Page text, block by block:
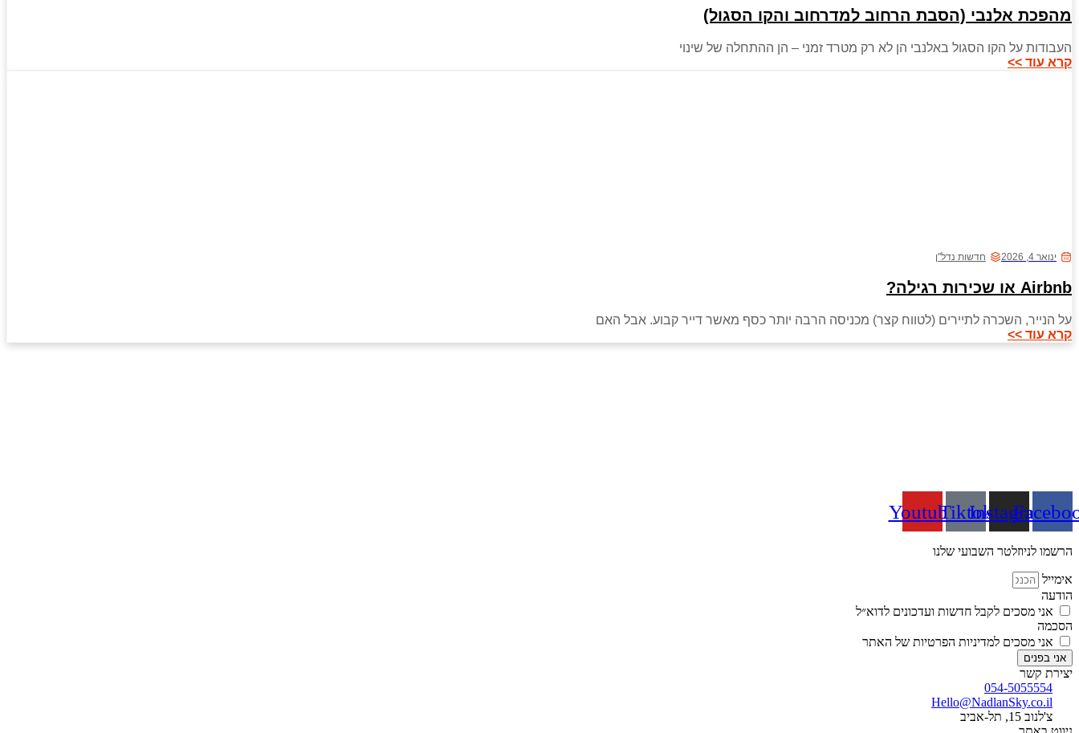
מהפכת אלנבי (הסבת הרחוב למדרחוב והקו הסגול)
העבודות על הקו הסגול באלנבי הן לא רק מטרד זמני – הן ההתחלה של שינוי
קרא עוד >>
ינואר 4, 2026 חדשות נדל"ן
Airbnb או שכירות רגילה?
על הנייר, השכרה לתיירים (לטווח קצר) מכניסה הרבה יותר כסף מאשר דייר קבוע. אבל האם
קרא עוד >>
Instagram
Tiktok
Youtube
הרשמו לניוזלטר השבועי שלנו
אימייל
הודעה
אני מסכים לקבל חדשות ועדכונים לדוא״ל
הסכמה
אני מסכים למדיניות הפרטיות של האתר
אני בפנים
יצירת קשר
054-5055554
Hello@NadlanSky.co.il
צ'לנוב 15, תל-אביב